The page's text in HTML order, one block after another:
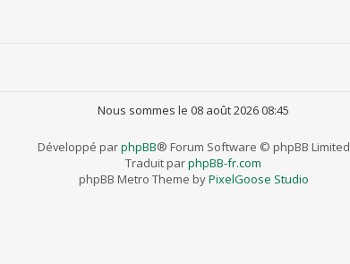
Nous sommes le 08 août 2026 08:45
Développé parphpBB® Forum Software © phpBB Limited
Traduit parphpBB-fr.com
phpBB Metro Theme byPixelGoose Studio